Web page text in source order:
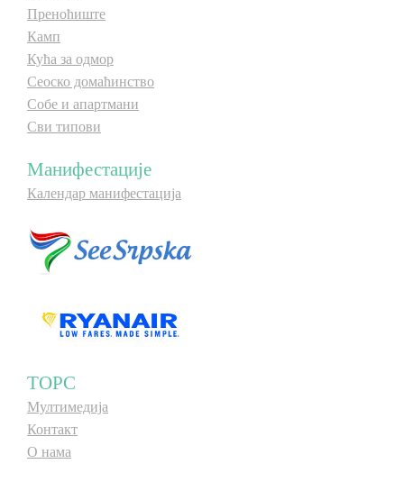
Преноћиште
Камп
Кућа за одмор
Сеоско домаћинство
Собе и апартмани
Сви типови
Манифестације
Календар манифестација
ТОРС
Мултимедија
Контакт
О нама